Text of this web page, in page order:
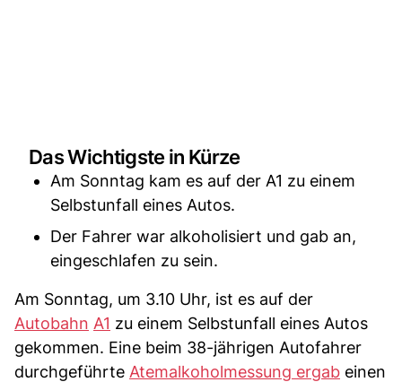
Das Wichtigste in Kürze
Am Sonntag kam es auf der A1 zu einem
Selbstunfall eines Autos.
Der Fahrer war alkoholisiert und gab an,
eingeschlafen zu sein.
Am Sonntag, um 3.10 Uhr, ist es auf der
Autobahn A1 zu einem Selbstunfall eines Autos
gekommen. Eine beim 38-jährigen Autofahrer
durchgeführte Atemalkoholmessung ergab einen